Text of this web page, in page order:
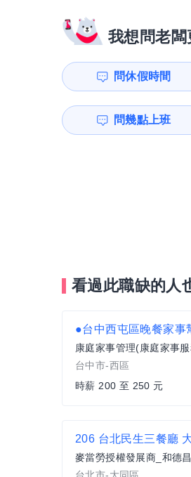
我想問老闆
問休假時間
問幾點上班
看過此職缺的人
●台中西屯區晚餐家事
康庭家事管理(康庭家事
台中市-西區
時薪 200 至 250 元
206 台北民生三餐廳
麥當勞授權發展商_和德